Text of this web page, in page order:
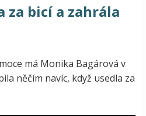
za bicí a zahrála
má Monika Bagárová v
něčím navíc, když usedla za